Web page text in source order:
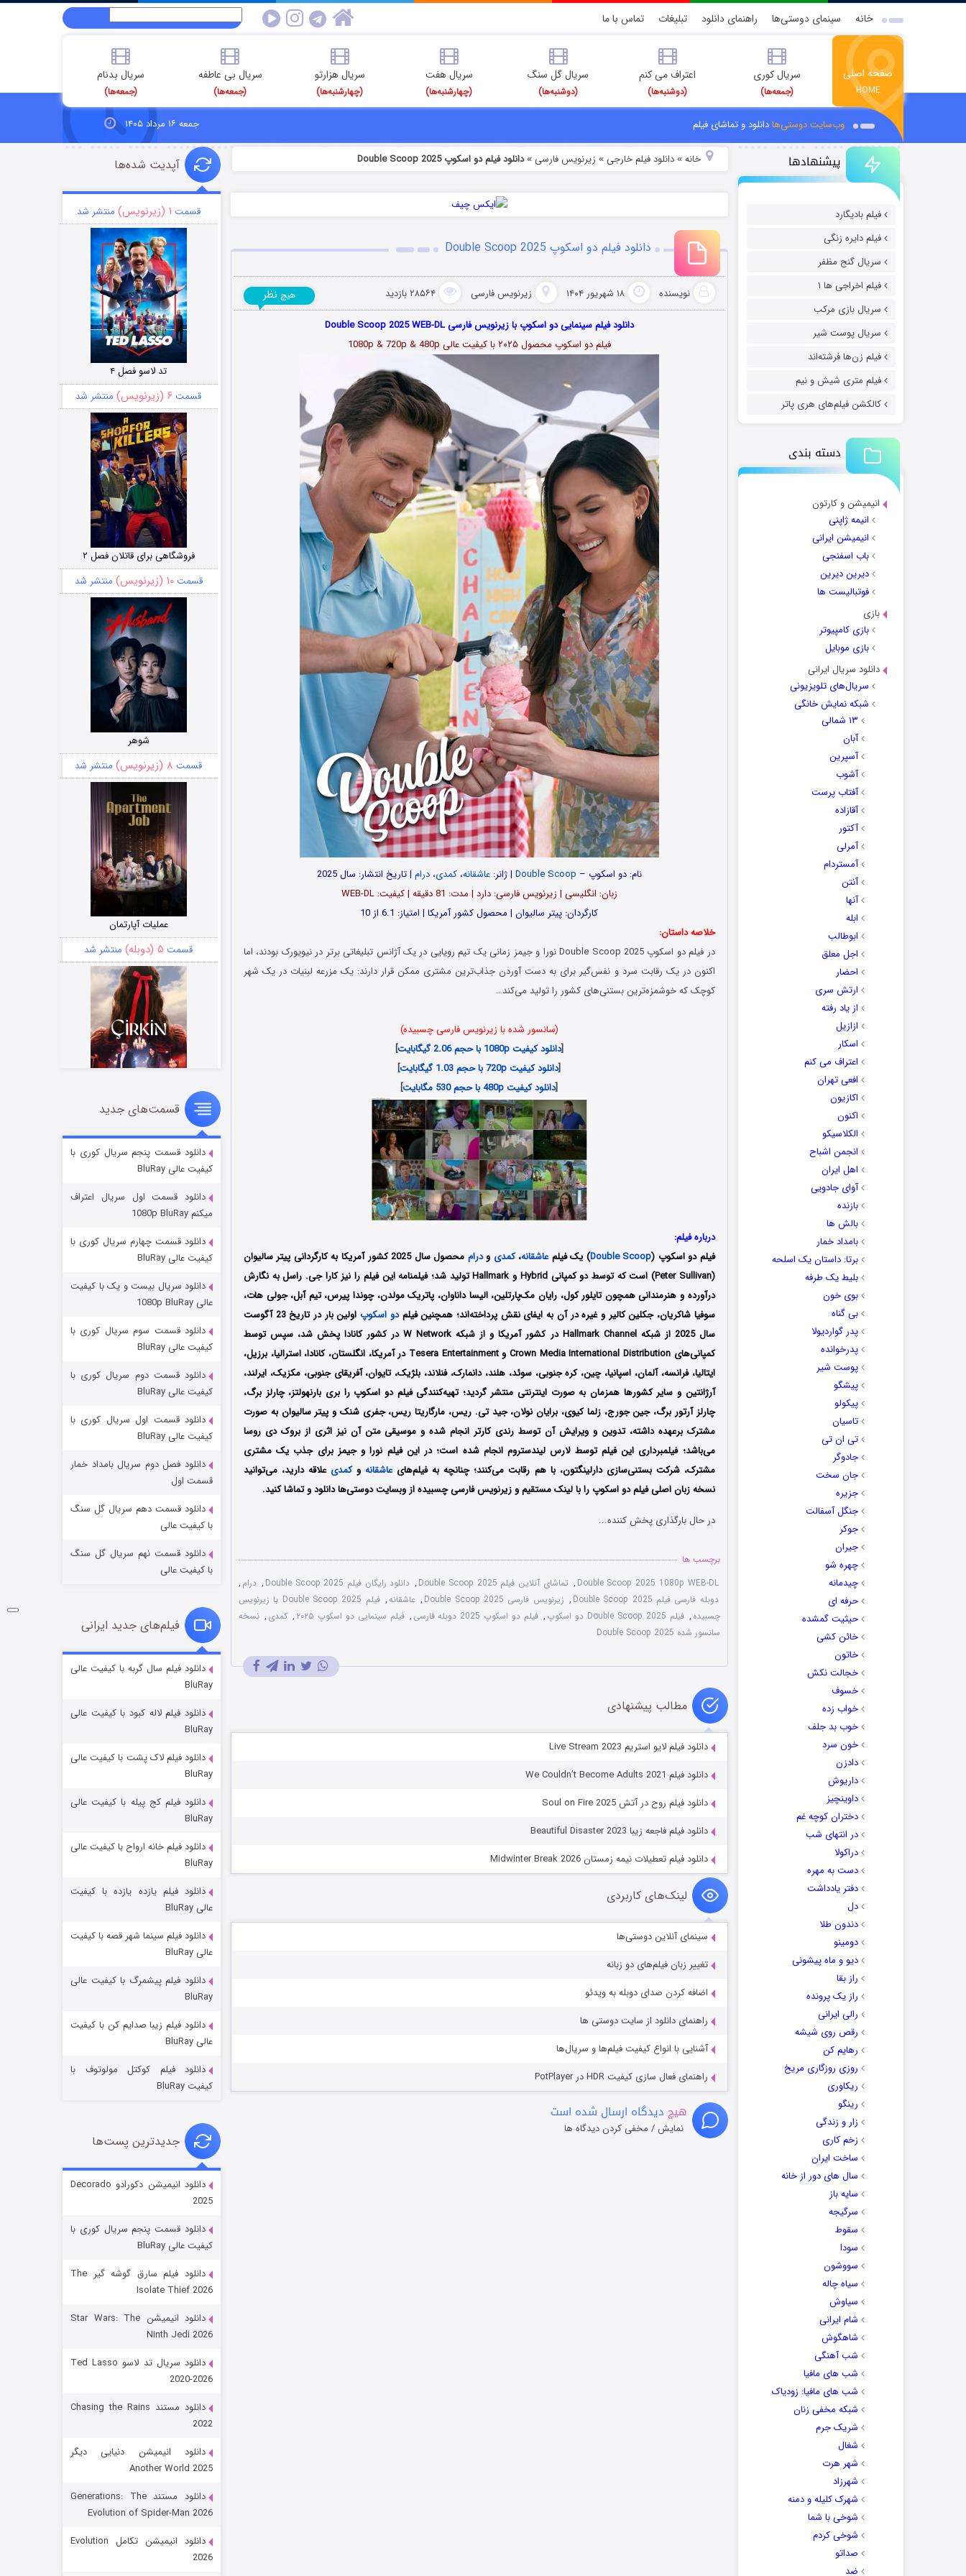
خانه سینمای دوستی‌ها راهنمای دانلود تبلیغات تماس با ما
صفحه اصلی
HOME
سریال کوری
(جمعه‌ها)
اعتراف می کنم
(دوشنبه‌ها)
سریال گل سنگ
(دوشنبه‌ها)
سریال هفت
(چهارشنبه‌ها)
سریال هزارتو
(چهارشنبه‌ها)
سریال بی عاطفه
(جمعه‌ها)
سریال بدنام
(جمعه‌ها)
وب‌سایت دوستی‌هادانلود و تماشای فیلم جمعه ۱۶ مرداد ۱۴۰۵
پیشنهادها
فیلم بادیگارد
فیلم دایره زنگی
سریال گنج مظفر
فیلم اخراجی ها ۱
سریال بازی مرکب
سریال پوست شیر
فیلم زن‌ها فرشته‌اند
فیلم متری شیش و نیم
کالکشن فیلم‌های هری پاتر
دسته بندی
انیمیشن و کارتون
انیمه ژاپنی
انیمیشن ایرانی
باب اسفنجی
دیرین دیرین
فوتبالیست ها
بازی
بازی کامپیوتر
بازی موبایل
دانلود سریال ایرانی
سریال‌های تلویزیونی
شبکه نمایش خانگی
۱۳ شمالی
آبان
آسپرین
آشوب
آفتاب پرست
آقازاده
آکتور
آمرلی
آمستردام
آنتن
آنها
ابله
ابوطالب
اجل معلق
احضار
ارتش سری
از یاد رفته
ازازیل
اسکار
اعتراف می کنم
افعی تهران
اکازیون
اکنون
الکلاسیکو
انجمن اشباح
اهل ایران
آوای جادویی
بازنده
بالش ها
بامداد خمار
برتا: داستان یک اسلحه
بلیط یک‌‌ طرفه
بوی خون
بی گناه
پدر گواردیولا
پدرخوانده
پوست شیر
پیشگو
پیکولو
تاسیان
تی ان تی
جادوگر
جان سخت
جزیره
جنگل آسفالت
جوکر
جیران
چهره شو
چیدمانه
حرفه ای
حیثیت گمشده
خائن کشی
خاتون
خجالت نکش
خسوف
خواب زده
خوب بد جلف
خون سرد
دادزن
داریوش
داوینچیز
دختران کوچه غم
در انتهای شب
دراکولا
دست به مهره
دفتر یادداشت
دل
دندون طلا
دومینو
دیو و ماه پیشونی
راز بقا
راز یک پرونده
رالی ایرانی
رقص روی شیشه
رهایم کن
روزی روزگاری مریخ
ریکاوری
رینگو
زار و زندگی
زخم کاری
ساخت ایران
سال های دور از خانه
سایه باز
سرگیجه
سقوط
سودا
سووشون
سیاه چاله
سیاوش
شام ایرانی
شاهگوش
شب آهنگی
شب های مافیا
شب های مافیا: زودیاک
شبکه مخفی زنان
شریک جرم
شغال
شهر هرت
شهرزاد
شهرک کلیله و دمنه
شوخی با شما
شوخی کردم
صداتو
ضد
خانه» دانلود فیلم خارجی » زیرنویس فارسی »دانلود فیلم دو اسکوپ Double Scoop 2025
دانلود فیلم دو اسکوپ Double Scoop 2025
نویسنده ۱۸ شهریور ۱۴۰۴ زیرنویس فارسی ۲۸۵۶۴ بازدید هیچ نظر
دانلود فیلم سینمایی دو اسکوپ با زیرنویس فارسی Double Scoop 2025 WEB-DL
فیلم دو اسکوپ محصول ۲۰۲۵
با کیفیت عالی 1080p & 720p & 480p
نام: دو اسکوپ – Double Scoop | ژانر:عاشقانه،کمدی،درام | تاریخ انتشار: سال 2025
زبان: انگلیسی | زیرنویس فارسی: دارد | مدت: 81 دقیقه | کیفیت: WEB-DL
کارگردان: پیتر سالیوان | محصول کشور آمریکا | امتیاز: 6.1 از 10
خلاصه داستان:
در فیلم دو اسکوپ Double Scoop 2025 نورا و جیمز زمانی یک تیم رویایی در یک آژانس تبلیغاتی برتر در نیویورک بودند، اما
اکنون در یک رقابت سرد و نفس‌گیر برای به دست آوردن جذاب‌ترین مشتری ممکن قرار دارند: یک مزرعه لبنیات در یک شهر
کوچک که خوشمزه‌ترین بستنی‌های کشور را تولید می‌کند…
(سانسور شده با زیرنویس فارسی چسبیده)
[دانلود کیفیت 1080p با حجم 2.06 گیگابایت
]
[دانلود کیفیت 720p با حجم 1.03 گیگابایت
]
[دانلود کیفیت 480p با حجم 530 مگابایت ]
درباره فیلم:
فیلم دو اسکوپ (Double Scoop) یک فیلمعاشقانه،کمدی ودرام
محصول سال 2025 کشور آمریکا به کارگردانی پیتر سالیوان
(Peter Sullivan) است که توسط دو کمپانی‌ Hybrid و Hallmark تولید شد؛ فیلمنامه این فیلم را نیز کارا جی. راسل
به نگارش
درآورده و هنرمندانی همچونتایلور کول، رایان مک‌پارتلین، الیسا داناوان، پاتریک مولدن، چوندا پیرس، تیم آبل، جولی هات،
سوفیا شاکریان، جکلین کالیر و غیره در آن به ایفای نقش پرداخته‌اند؛ همچنین فیلمدو اسکوپ
اولین بار در تاریخ 23 آگوست
سال 2025 از شبکه ‎Hallmark Channel در کشور آمریکا و از شبکه‌ W Network در کشور کانادا پخش شد، سپس توسط
کمپانی‌های Crown Media International Distribution و Tesera Entertainment در آمریکا، انگلستان، کانادا، استرالیا، برزیل،
ایتالیا، فرانسه، آلمان، اسپانیا، چین، کره جنوبی، سوئد، هلند، دانمارک، فنلاند، بلژیک، تایوان، آفریقای جنوبی، مکزیک، ایرلند،
آرژانتین و سایر کشورها همزمان به صورت اینترنتی منتشر گردید؛ تهیه‌کنندگی فیلم دو اسکوپ را بری بارنهولتز، چارلز برگ،
چارلز آرتور برگ، جین جورج، زلما کیوی، برایان نولان، جید تی. ریس، مارگاریتا ریس، جفری شنک و پیتر سالیوانبه صورت
مشترک برعهده داشته، تدوین و ویرایش آن توسط رندی کارتر انجام شده و موسیقی متن آن نیز اثری از بروک دی روسا
می‌باشد؛ فیلمبرداری این فیلم توسط لارس لیندستروم انجام شده است؛در این فیلم نورا و جیمز برای جذب یک مشتری
مشترک، شرکت بستنی‌سازی دارلینگتون، با هم رقابت می‌کنند؛چنانچه به فیلم‌هایعاشقانهوکمدی علاقه دارید، می‌توانید
نسخه زبان اصلی فیلم دو اسکوپ را با ‌لینک مستقیم و زیرنویس فارسی چسبیده از وبسایت دوستی‌ها دانلود و تماشا کنید.
در حال بارگذاری پخش کننده...
برچسب ها
Double Scoop 2025 1080p WEB-DL
, تماشای آنلاین فیلم Double Scoop 2025 , دانلود رایگان فیلم Double Scoop 2025 , درام ,
دوبله فارسی فیلم Double Scoop 2025
, زیرنویس فارسی Double Scoop 2025 , عاشقانه,
فیلم Double Scoop 2025 با زیرنویس
چسبیده , فیلم Double Scoop 2025 دو اسکوپ , فیلم دو اسکوپ 2025 دوبله فارسی , فیلم سینمایی دو اسکوپ ۲۰۲۵ , کمدی , نسخه
سانسور شده Double Scoop 2025
مطالب پیشنهادی
دانلود فیلم لایو استریم Live Stream 2023
دانلود فیلم We Couldn’t Become Adults 2021
دانلود فیلم روح در آتش Soul on Fire 2025
دانلود فیلم فاجعه زیبا Beautiful Disaster 2023
دانلود فیلم تعطیلات نیمه زمستان Midwinter Break 2026
لینک‌های کاربردی
سینمای آنلاین دوستی‌ها
تغییر زبان فیلم‌های دو زبانه
اضافه کردن صدای دوبله به ویدئو
راهنمای دانلود از سایت دوستی ها
آشنایی با انواع کیفیت فیلم‌ها و سریال‌ها
راهنمای فعال سازی کیفیت HDR در PotPlayer
هیچ دیدگاه ارسال شده است
نمایش / مخفی کردن دیدگاه ها
آپدیت شده‌ها
قسمت ۱ (زیرنویس) منتشر شد
تد لاسو فصل ۴
قسمت ۶ (زیرنویس) منتشر شد
فروشگاهی برای قاتلان فصل ۲
قسمت۱۰ (زیرنویس) منتشر شد
شوهر
قسمت ۸ (زیرنویس) منتشر شد
عملیات آپارتمان
قسمت ۵ (دوبله) منتشر شد
سریال زشت
قسمت۲ (زیرنویس) منتشر شد
مردگان متحرک: شهر مرده ۳
شکست استوارت در نجات جهان
قسمت ۷ (زیرنویس) منتشر شد
شوگر فصل ۲
قسمت
خاندان اژدها فصل ۳
جادوگری در مغولستان
قسمت ۶ (زیرنویس)
رویایی برای تو
قسمت
قسمت‌های جدید
دانلود قسمت پنجم سریال کوری با
کیفیت عالی BluRay
دانلود قسمت اول سریال اعتراف
میکنم 1080p BluRay
دانلود قسمت چهارم سریال کوری با
کیفیت عالی BluRay
دانلود سریال بیست و یک با کیفیت
عالی 1080p BluRay
دانلود قسمت سوم سریال کوری با
کیفیت عالی BluRay
دانلود قسمت دوم سریال کوری با
کیفیت عالی BluRay
دانلود قسمت اول سریال کوری با
کیفیت عالی BluRay
دانلود فصل دوم سریال بامداد خمار
قسمت اول
دانلود قسمت دهم سریال گل سنگ
با کیفیت عالی
دانلود قسمت نهم سریال گل سنگ
با کیفیت عالی
فیلم‌های جدید ایرانی
دانلود فیلم سال گربه با کیفیت عالی
BluRay
دانلود فیلم لاله کبود با کیفیت عالی
BluRay
دانلود فیلم لاک پشت با کیفیت عالی
BluRay
دانلود فیلم کج‌ پیله با کیفیت عالی
BluRay
دانلود فیلم خانه ارواح با کیفیت عالی
BluRay
دانلود فیلم یازده یازده با کیفیت
عالی BluRay
دانلود فیلم سینما شهر قصه با کیفیت
عالی BluRay
دانلود فیلم پیشمرگ با کیفیت عالی
BluRay
دانلود فیلم زیبا صدایم کن با کیفیت
عالی BluRay
دانلود فیلم کوکتل مولوتوف با
کیفیت BluRay
جدیدترین پست‌ها
دانلود انیمیشن دکورادو Decorado
2025
دانلود قسمت پنجم سریال کوری با
کیفیت عالی BluRay
دانلود فیلم سارق گوشه گیر The
Isolate Thief 2026
دانلود انیمیشن Star Wars: The
Ninth Jedi 2026
دانلود سریال تد لاسو Ted Lasso
2020-2026
دانلود مستند Chasing the Rains
2022
دانلود انیمیشن دنیایی دیگر
Another World 2025
دانلود مستند Generations: The
Evolution of Spider-Man 2026
دانلود انیمیشن تکامل Evolution
2026